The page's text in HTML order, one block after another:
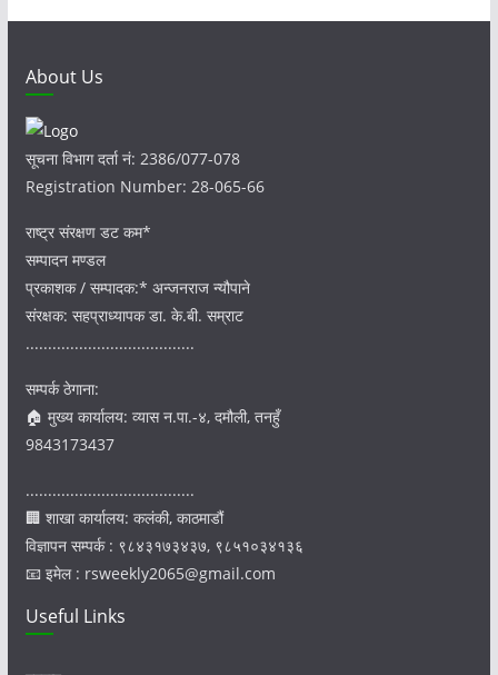
s
About Us
सूचना विभाग दर्ता नं: 2386/077-078
Registration Number: 28-065-66
राष्ट्र संरक्षण डट कम*
सम्पादन मण्डल
प्रकाशक / सम्पादक:* अन्जनराज न्यौपाने
संरक्षक: सहप्राध्यापक डा. के.बी. सम्राट
......................................
सम्पर्क ठेगाना:
🏠 मुख्य कार्यालय: व्यास न.पा.-४, दमौली, तनहुँ
9843173437
......................................
🏢 शाखा कार्यालय: कलंकी, काठमाडौं
विज्ञापन सम्पर्क : ९८४३१७३४३७, ९८५१०३४१३६
📧 इमेल : rsweekly2065@gmail.com
Useful Links